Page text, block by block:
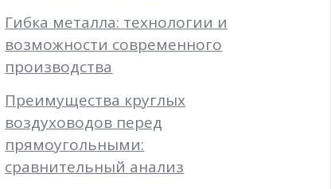
Гибка металла: технологии и
возможности современного
производства
Преимущества круглых
воздуховодов перед
прямоугольными:
сравнительный анализ